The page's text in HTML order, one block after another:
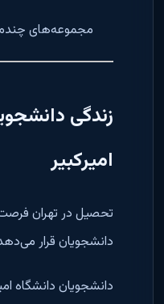
مجموعه‌های
زندگی
امیرکبیر
تحصیل در تهران
دانشجویان قرار
دانشجویان دانشگاه